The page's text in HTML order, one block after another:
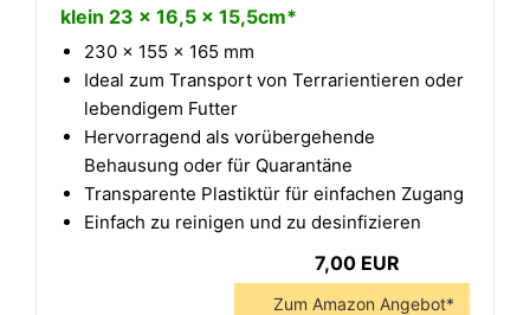
klein 23 x 16,5 x 15,5cm*
230 x 155 x 165 mm
Ideal zum Transport von Terrarientieren oder
lebendigem Futter
Hervorragend als vorübergehende
Behausung oder für Quarantäne
Transparente Plastiktür für einfachen Zugang
Einfach zu reinigen und zu desinfizieren
7,00 EUR
Zum Amazon Angebot*